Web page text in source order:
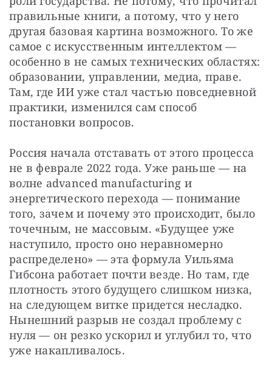
правильные книги, а потому, что у него
другая базовая картина возможного. То же
самое с искусственным интеллектом —
особенно в не самых технических областях:
образовании, управлении, медиа, праве.
Там, где ИИ уже стал частью повседневной
практики, изменился сам способ
постановки вопросов.
Россия начала отставать от этого процесса
не в феврале 2022 года. Уже раньше — на
волне advanced manufacturing и
энергетического перехода — понимание
того, зачем и почему это происходит, было
точечным, не массовым. «Будущее уже
наступило, просто оно неравномерно
распределено» — эта формула Уильяма
Гибсона работает почти везде. Но там, где
плотность этого будущего слишком низка,
на следующем витке придется несладко.
Нынешний разрыв не создал проблему с
нуля — он резко ускорил и углубил то, что
уже накапливалось.